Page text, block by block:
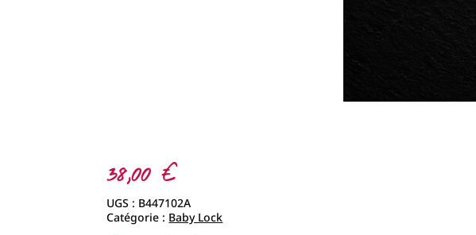
38,00€
UGS : B447102A
Catégorie : Baby Lock